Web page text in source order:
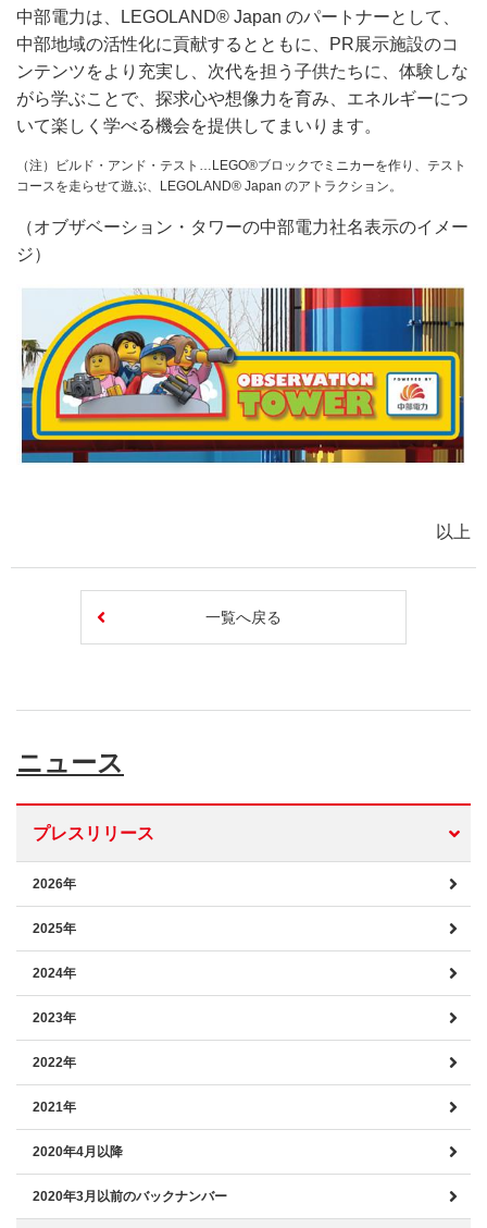
中部電力は、LEGOLAND® Japan のパートナーとして、
中部地域の活性化に貢献するとともに、PR展示施設のコ
ンテンツをより充実し、次代を担う子供たちに、体験しな
がら学ぶことで、探求心や想像力を育み、エネルギーにつ
いて楽しく学べる機会を提供してまいります。
（注）ビルド・アンド・テスト…LEGO®ブロックでミニカーを作り、テスト
コースを走らせて遊ぶ、LEGOLAND® Japan のアトラクション。
（オブザベーション・タワーの中部電力社名表示のイメー
ジ）
以上
一覧へ戻る
ニュース
プレスリリース
2026年
2025年
2024年
2023年
2022年
2021年
2020年4月以降
2020年3月以前のバックナンバー